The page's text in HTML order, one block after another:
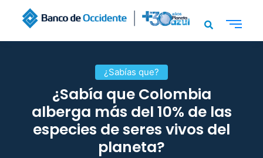
¿Sabías que?
¿Sabía que Colombia
alberga más del 10% de las
especies de seres vivos del
planeta?